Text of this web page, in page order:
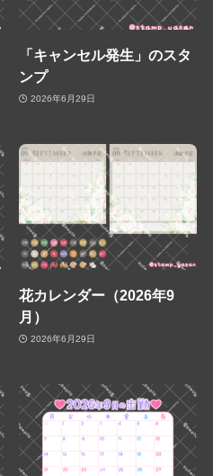
「キャンセル発生」のスタ
ンプ
2026年6月29日
花カレンダー（2026年9
月）
2026年6月29日